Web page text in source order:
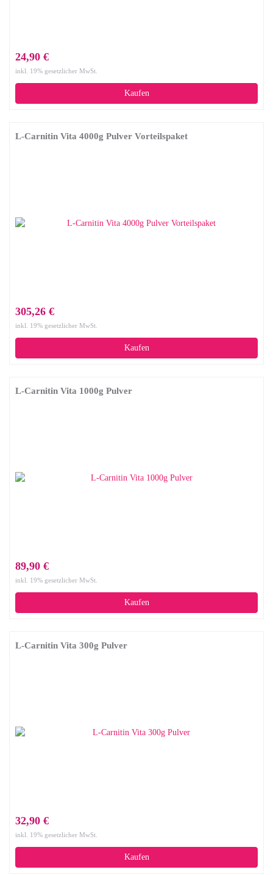
24,90 €
inkl. 19% gesetzlicher MwSt.
Kaufen
L-Carnitin Vita 4000g Pulver Vorteilspaket
305,26 €
inkl. 19% gesetzlicher MwSt.
Kaufen
L-Carnitin Vita 1000g Pulver
89,90 €
inkl. 19% gesetzlicher MwSt.
Kaufen
L-Carnitin Vita 300g Pulver
32,90 €
inkl. 19% gesetzlicher MwSt.
Kaufen